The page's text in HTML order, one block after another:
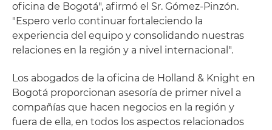
oficina de Bogotá", afirmó el Sr. Gómez-Pinzón.
"Espero verlo continuar fortaleciendo la
experiencia del equipo y consolidando nuestras
relaciones en la región y a nivel internacional".
Los abogados de la oficina de Holland & Knight en
Bogotá proporcionan asesoría de primer nivel a
compañías que hacen negocios en la región y
fuera de ella, en todos los aspectos relacionados